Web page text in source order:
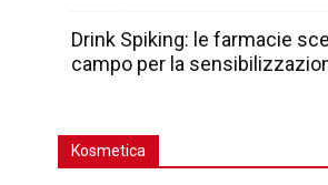
Drink Spiking: le farmacie
campo per la
Kosmetica